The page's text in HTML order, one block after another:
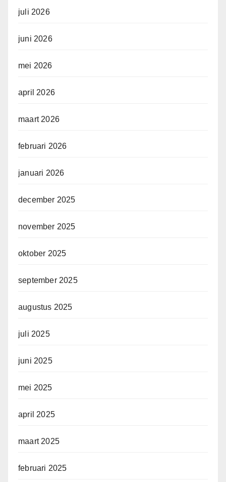
juli 2026
juni 2026
mei 2026
april 2026
maart 2026
februari 2026
januari 2026
december 2025
november 2025
oktober 2025
september 2025
augustus 2025
juli 2025
juni 2025
mei 2025
april 2025
maart 2025
februari 2025